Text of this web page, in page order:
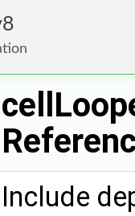
8
Foundation
Include